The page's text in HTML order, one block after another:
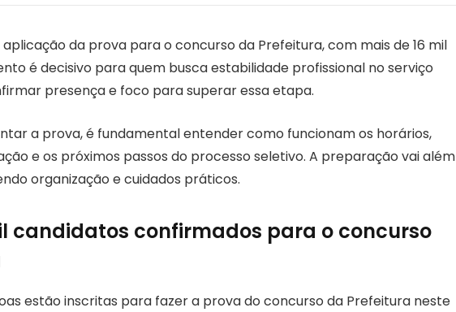
da prova para o concurso da Prefeitura, com mais de 16 mil
é decisivo para quem busca estabilidade profissional no serviço
presença e foco para superar essa etapa.
a prova, é fundamental entender como funcionam os horários,
e os próximos passos do processo seletivo. A preparação vai além
organização e cuidados práticos.
candidatos confirmados para o concurso
estão inscritas para fazer a prova do concurso da Prefeitura neste